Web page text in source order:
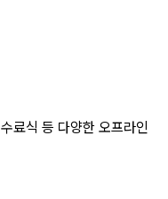
수료식 등 다양한 오프라인